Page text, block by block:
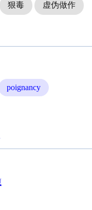
狠毒 虚伪做作
poignancy